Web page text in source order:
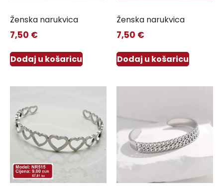
Ženska narukvica
7,50 €
Dodaj u košaricu
Ženska narukvica
7,50 €
Dodaj u košaricu